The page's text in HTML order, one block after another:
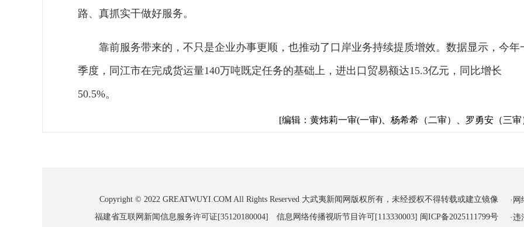
路、真抓实干做好服务。
靠前服务带来的，不只是企业办事更顺，也推动了口岸业务持续提质增效。数据显示，今年
季度，同江市在完成货运量140万吨既定任务的基础上，进出口贸易额达15.3亿元，同比增长
50.5%。
[编辑：黄炜莉一审(一审)、杨希希（二审）、罗勇安（三审
Copyright © 2022 GREATWUYI.COM All Rights Reserved 大武夷新闻网版权所有，未经授权不得转载或建立镜像
福建省互联网新闻信息服务许可证[35120180004] 信息网络传播视听节目许可[113330003] 闽ICP备2025111799号
·
·